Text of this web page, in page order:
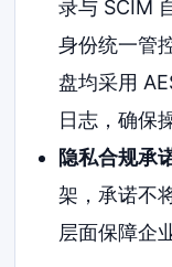
录与 SCIM
身份统一管
盘均采用
日志，确保
隐私合规承
架，承诺不
层面保障企